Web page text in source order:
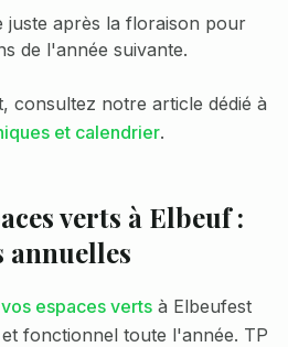
juste après la floraison pour
de l'année suivante.
consultez notre article dédié à
et calendrier.
verts à Elbeuf:
annuelles
espaces verts à Elbeufest
fonctionnel toute l'année. TP